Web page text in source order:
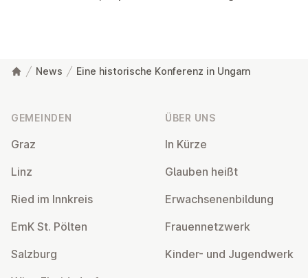
News Eine historische Konferenz in Ungarn
GEMEINDEN
Graz
Linz
Ried im Innkreis
EmK St. Pölten
Salzburg
ÜBER UNS
In Kürze
Glauben heißt
Er­wach­se­nen­bil­dung
Frau­en­netz­werk
Kinder- und Ju­gend­werk